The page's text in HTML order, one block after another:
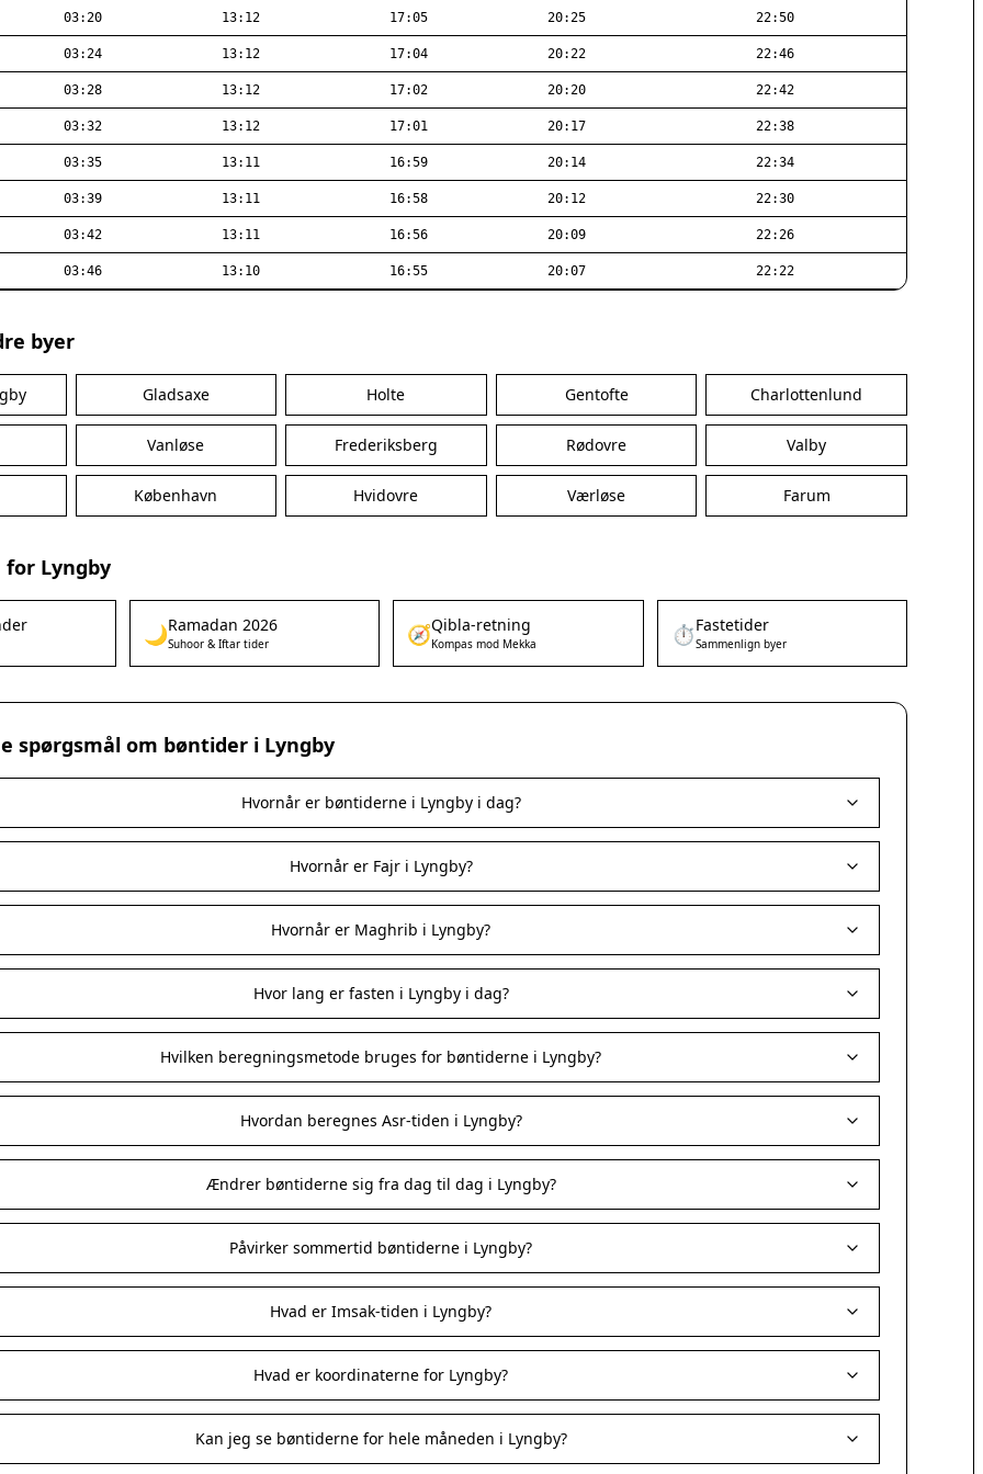
03:20 13:12 17:05 20:25 22:50
03:24 13:12 17:04 20:22 22:46
03:28 13:12 17:02 20:20 22:42
03:32 13:12 17:01 20:17 22:38
03:35 13:11 16:59 20:14 22:34
03:39 13:11 16:58 20:12 22:30
03:42 13:11 16:56 20:09 22:26
03:46 13:10 16:55 20:07 22:22
byer
Gladsaxe Holte Gentofte Charlottenlund
Vanløse Frederiksberg Rødovre Valby
København Hvidovre Værløse Farum
Lyngby
🌙Ramadan 2026
Suhoor & Iftar tider 🧭Qibla-retning
Kompas mod Mekka ⏱️Fastetider
Sammenlign byer
spørgsmål om bøntider i Lyngby
Hvornår er bøntiderne i Lyngby i dag?
Hvornår er Fajr i Lyngby?
Hvornår er Maghrib i Lyngby?
Hvor lang er fasten i Lyngby i dag?
Hvilken beregningsmetode bruges for bøntiderne i Lyngby?
Hvordan beregnes Asr-tiden i Lyngby?
Ændrer bøntiderne sig fra dag til dag i Lyngby?
Påvirker sommertid bøntiderne i Lyngby?
Hvad er Imsak-tiden i Lyngby?
Hvad er koordinaterne for Lyngby?
Kan jeg se bøntiderne for hele måneden i Lyngby?